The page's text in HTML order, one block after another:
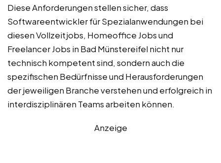
Diese Anforderungen stellen sicher, dass
Softwareentwickler für Spezialanwendungen bei
diesen Vollzeitjobs, Homeoffice Jobs und
Freelancer Jobs in Bad Münstereifel nicht nur
technisch kompetent sind, sondern auch die
spezifischen Bedürfnisse und Herausforderungen
der jeweiligen Branche verstehen und erfolgreich in
interdisziplinären Teams arbeiten können.
Anzeige